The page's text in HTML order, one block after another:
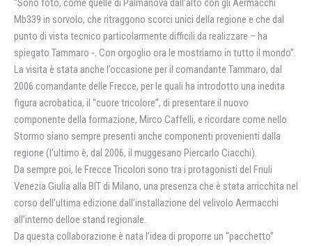
“Sono foto, come quelle di Palmanova dall’alto con gli Aermacchi
Mb339 in sorvolo, che ritraggono scorci unici della regione e che dal
punto di vista tecnico particolarmente difficili da realizzare – ha
spiegato Tammaro -. Con orgoglio ora le mostriamo in tutto il mondo”.
La visita è stata anche l’occasione per il comandante Tammaro, dal
2006 comandante delle Frecce, per le quali ha introdotto una inedita
figura acrobatica, il “cuore tricolore”, di presentare il nuovo
componente della formazione, Mirco Caffelli, e ricordare come nello
Stormo siano sempre presenti anche componenti provenienti dalla
regione (l’ultimo è, dal 2006, il muggesano Piercarlo Ciacchi).
Da sempre poi, le Frecce Tricolori sono tra i protagonisti del Friuli
Venezia Giulia alla BIT di Milano, una presenza che è stata arricchita nel
corso dell’ultima edizione dall’installazione del velivolo Aermacchi
all’interno delloe stand regionale.
Da questa collaborazione è nata l’idea di proporre un “pacchetto”